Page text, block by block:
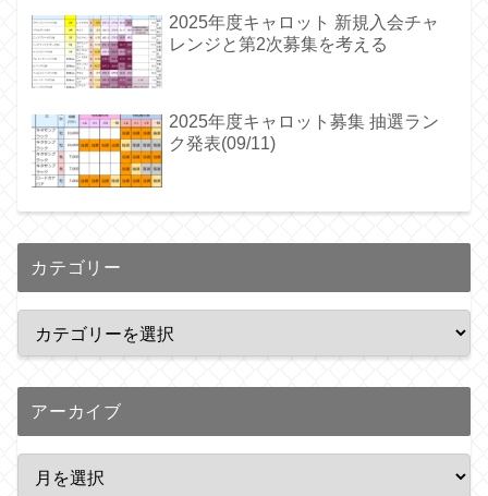
2025年度キャロット 新規入会チャ
レンジと第2次募集を考える
2025年度キャロット募集 抽選ラン
ク発表(09/11)
カテゴリー
アーカイブ